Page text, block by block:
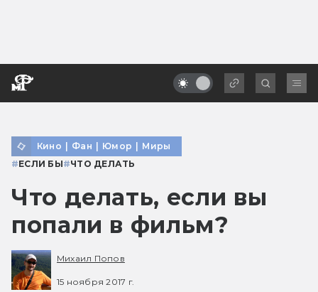
Кино | Фан | Юмор | Миры
#ЕСЛИ БЫ#ЧТО ДЕЛАТЬ
Что делать, если вы
попали в фильм?
Михаил Попов
15 ноября 2017 г.